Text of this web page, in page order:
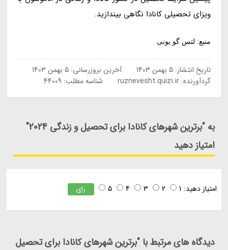
ویزای تحصیلی کانادا نگاهی بیندازید.
منبع: لتس گو یونی
تاریخ انتشار:5 بهمن 1403 آخرین بروزرسانی:5 بهمن 1403
گردآورنده:ruznevesht.quiz1.ir شناسه مطلب: 44009
به "برترین شهرهای کانادا برای تحصیل و زندگی 2024"
امتیاز دهید
امتیاز دهید: 1
2
3
4
5 رای
دیدگاه های مرتبط با "برترین شهرهای کانادا برای تحصیل